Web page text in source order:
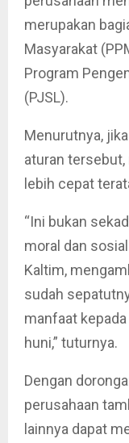
merupakan
Masyarakat
Program
(PJSL).
Menurutnya,
aturan tersebut,
lebih cepat
“Ini bukan
moral dan
Kaltim,
sudah
manfaat
huni,” tuturnya.
Dengan
perusahaan
lainnya dapat